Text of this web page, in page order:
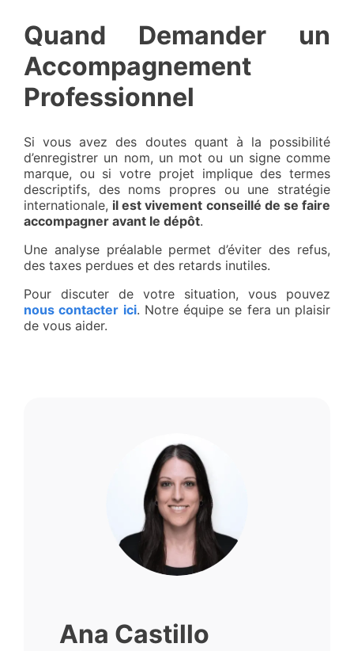
Quand Demander un
Accompagnement
Professionnel
Si vous avez des doutes quant à la possibilité
d’enregistrer un nom, un mot ou un signe comme
marque, ou si votre projet implique des termes
descriptifs, des noms propres ou une stratégie
internationale, il est vivement conseillé de se faire
accompagner avant le dépôt.
Une analyse préalable permet d’éviter des refus,
des taxes perdues et des retards inutiles.
Pour discuter de votre situation, vous pouvez
nous contacter ici. Notre équipe se fera un plaisir
de vous aider.
Ana Castillo